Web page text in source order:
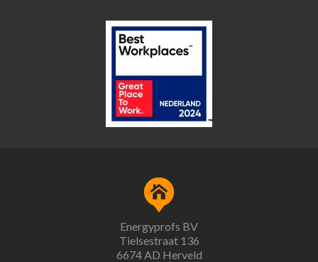
Energyprofs BV
Tielsestraat 136
6674 AD Herveld